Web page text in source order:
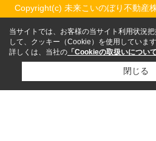
Copyright(c) 未来こいのぼり不動産
当サイトでは、お客様の当サイト利用状況
して、クッキー（Cookie）を使用しています
詳しくは、当社の 「Cookieの取扱いについて
閉じる